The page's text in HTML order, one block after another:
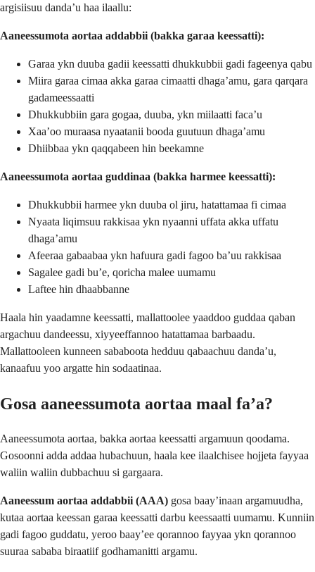
argisiisuu dandaʼu haa ilaallu:
Aaneessumota aortaa addabbii (bakka garaa keessatti):
Garaa ykn duuba gadii keessatti dhukkubbii gadi fageenya qabu
Miira garaa cimaa akka garaa cimaatti dhagaʼamu, gara qarqara
gadameessaatti
Dhukkubbiin gara gogaa, duuba, ykn miilaatti facaʼu
Xaaʼoo muraasa nyaatanii booda guutuun dhagaʼamu
Dhiibbaa ykn qaqqabeen hin beekamne
Aaneessumota aortaa guddinaa (bakka harmee keessatti):
Dhukkubbii harmee ykn duuba ol jiru, hatattamaa fi cimaa
Nyaata liqimsuu rakkisaa ykn nyaanni uffata akka uffatu
dhagaʼamu
Afeeraa gabaabaa ykn hafuura gadi fagoo baʼuu rakkisaa
Sagalee gadi buʼe, qoricha malee uumamu
Laftee hin dhaabbanne
Haala hin yaadamne keessatti, mallattoolee yaaddoo guddaa qaban
argachuu dandeessu, xiyyeeffannoo hatattamaa barbaadu.
Mallattooleen kunneen sababoota hedduu qabaachuu dandaʼu,
kanaafuu yoo argatte hin sodaatinaa.
Gosa aaneessumota aortaa maal faʼa?
Aaneessumota aortaa, bakka aortaa keessatti argamuun qoodama.
Gosoonni adda addaa hubachuun, haala kee ilaalchisee hojjeta fayyaa
waliin waliin dubbachuu si gargaara.
Aaneessum aortaa addabbii (AAA) gosa baayʼinaan argamuudha,
kutaa aortaa keessan garaa keessatti darbu keessaatti uumamu. Kunniin
gadi fagoo guddatu, yeroo baayʼee qorannoo fayyaa ykn qorannoo
suuraa sababa biraatiif godhamanitti argamu.